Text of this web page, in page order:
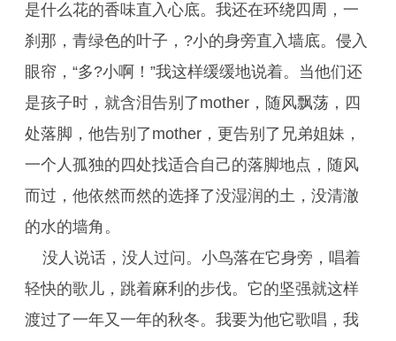
是什么花的香味直入心底。我还在环绕四周，一
刹那，青绿色的叶子，?小的身旁直入墙底。侵入
眼帘，“多?小啊！”我这样缓缓地说着。当他们还
是孩子时，就含泪告别了mother，随风飘荡，四
处落脚，他告别了mother，更告别了兄弟姐妹，
一个人孤独的四处找适合自己的落脚地点，随风
而过，他依然而然的选择了没湿润的土，没清澈
的水的墙角。
没人说话，没人过问。小鸟落在它身旁，唱着
轻快的歌儿，跳着麻利的步伐。它的坚强就这样
渡过了一年又一年的秋冬。我要为他它歌唱，我